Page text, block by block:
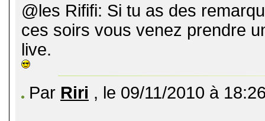
@les Rififi: Si tu as des
ces soirs vous venez prendre
live.
Par Riri , le 09/11/2010 à